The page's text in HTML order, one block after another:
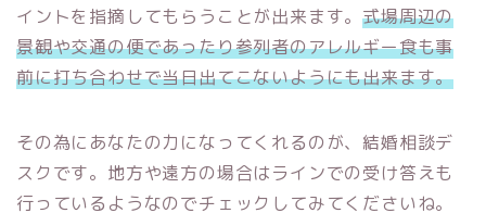
イントを指摘してもらうことが出来ます。式場周辺の
景観や交通の便であったり参列者のアレルギー食も事
前に打ち合わせで当日出てこないようにも出来ます。
その為にあなたの力になってくれるのが、結婚相談デ
スクです。地方や遠方の場合はラインでの受け答えも
行っているようなのでチェックしてみてくださいね。